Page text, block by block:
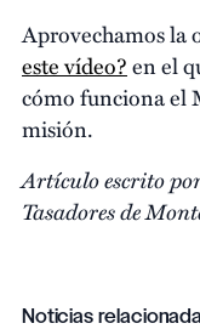
Aprovechamos la
este vídeo?en el
cómo funciona el
misión.
Artículo escrito
Tasadores de
Noticias